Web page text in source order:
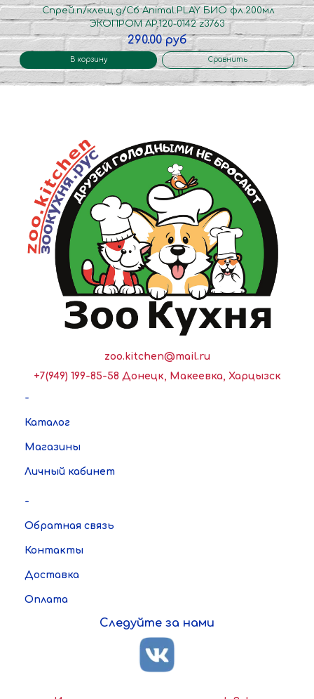
.Спрей.п/клещ.д/Сб Animal.PLAY БИО фл.200мл
ЭКОПРОМ AP.120-0142 z3763
290.00 руб
В корзину Сравнить
zoo.kitchen@mail.ru
+7(949) 199-85-58 Донецк, Макеевка, Харцызск
-
Каталог
Магазины
Личный кабинет
-
Обратная связь
Контакты
Доставка
Оплата
Следуйте за нами